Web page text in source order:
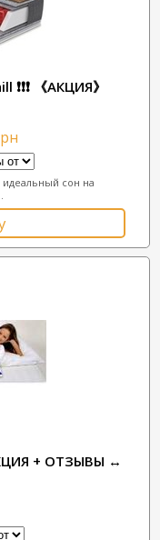
《АКЦИЯ》
сон на
+ ОТЗЫВЫ ↔